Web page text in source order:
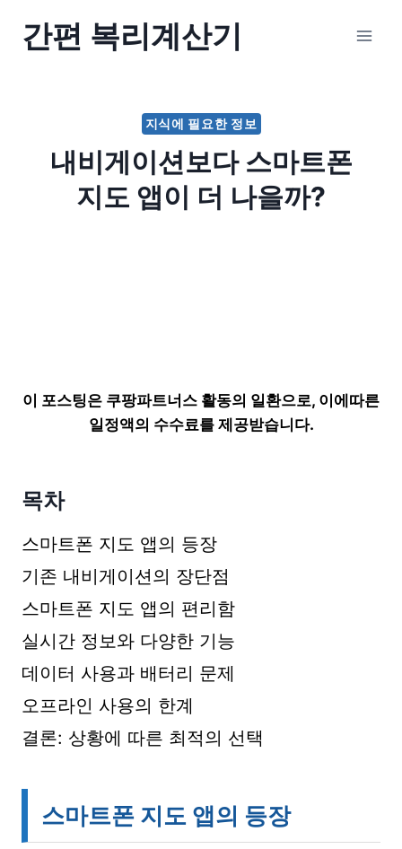
간편 복리계산기
지식에 필요한 정보
내비게이션보다 스마트폰
지도 앱이 더 나을까?
이 포스팅은 쿠팡파트너스 활동의 일환으로, 이에따른
일정액의 수수료를 제공받습니다.
목차
스마트폰 지도 앱의 등장
기존 내비게이션의 장단점
스마트폰 지도 앱의 편리함
실시간 정보와 다양한 기능
데이터 사용과 배터리 문제
오프라인 사용의 한계
결론: 상황에 따른 최적의 선택
스마트폰 지도 앱의 등장